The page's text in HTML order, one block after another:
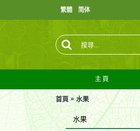
主頁
首頁 » 水果
水果